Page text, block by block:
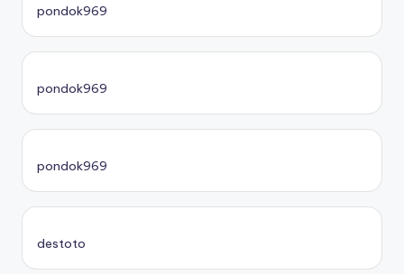
pondok969
pondok969
pondok969
destoto